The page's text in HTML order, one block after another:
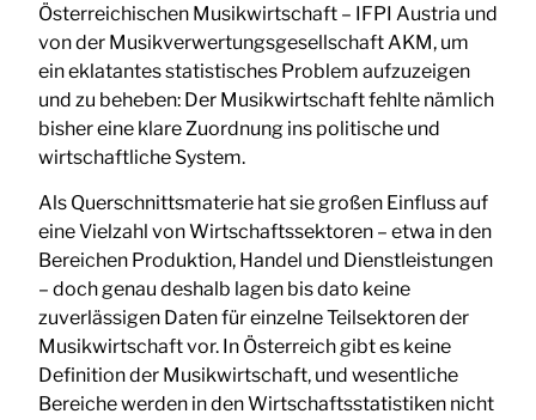
Österreichischen Musikwirtschaft – IFPI Austria und
von der Musikverwertungsgesellschaft AKM, um
ein eklatantes statistisches Problem aufzuzeigen
und zu beheben: Der Musikwirtschaft fehlte nämlich
bisher eine klare Zuordnung ins politische und
wirtschaftliche System.
Als Querschnittsmaterie hat sie großen Einfluss auf
eine Vielzahl von Wirtschaftssektoren – etwa in den
Bereichen Produktion, Handel und Dienstleistungen
– doch genau deshalb lagen bis dato keine
zuverlässigen Daten für einzelne Teilsektoren der
Musikwirtschaft vor. In Österreich gibt es keine
Definition der Musikwirtschaft, und wesentliche
Bereiche werden in den Wirtschaftsstatistiken nicht